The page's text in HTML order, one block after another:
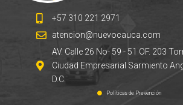
+57 310 221 2971
atencion@nuevocauca.com
AV. Calle 26 No- 59 - 51 OF. 203
Ciudad Empresarial Sarmiento
D.C.
Políticas de Prevención